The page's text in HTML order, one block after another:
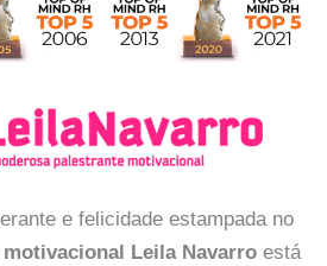
e felicidade estampada no
Leila Navarro está